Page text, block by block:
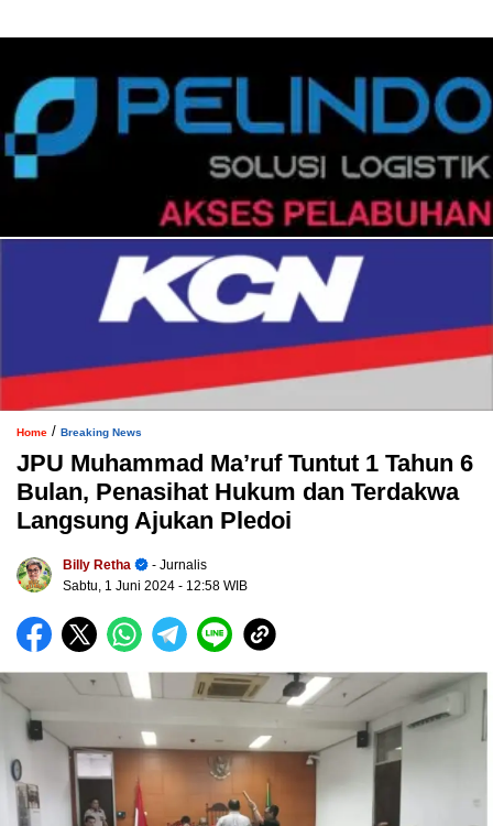
Home / Breaking News
JPU Muhammad Ma’ruf Tuntut 1 Tahun 6
Bulan, Penasihat Hukum dan Terdakwa
Langsung Ajukan Pledoi
Billy Retha
- Jurnalis
Sabtu, 1 Juni 2024 - 12:58 WIB